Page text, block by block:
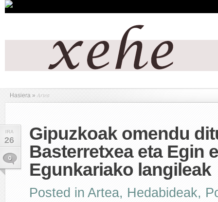
Hasiera » Artea
IRA
26
0
Gipuzkoak omendu
Basterretxea eta Egin
Egunkariako langileak
Posted in Artea, Hedabideak,